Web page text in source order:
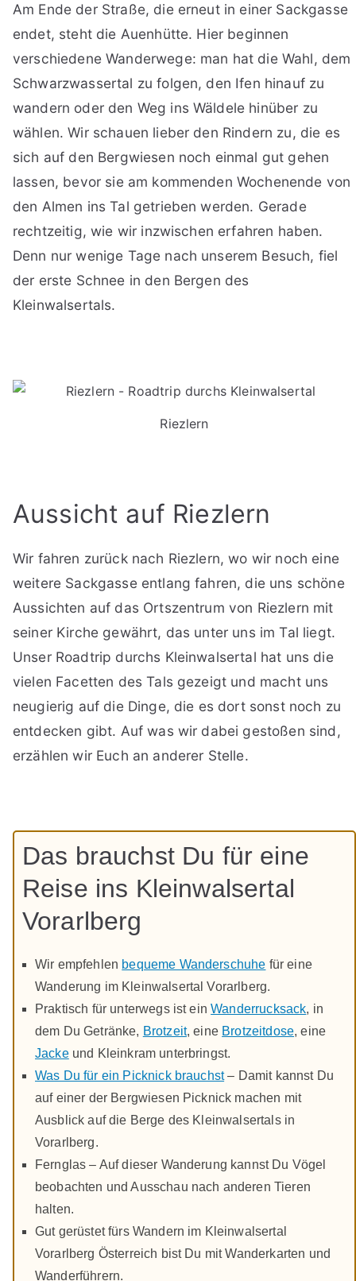
Am Ende der Straße, die erneut in einer Sackgasse
endet, steht die Auenhütte. Hier beginnen
verschiedene Wanderwege: man hat die Wahl, dem
Schwarzwassertal zu folgen, den Ifen hinauf zu
wandern oder den Weg ins Wäldele hinüber zu
wählen. Wir schauen lieber den Rindern zu, die es
sich auf den Bergwiesen noch einmal gut gehen
lassen, bevor sie am kommenden Wochenende von
den Almen ins Tal getrieben werden. Gerade
rechtzeitig, wie wir inzwischen erfahren haben.
Denn nur wenige Tage nach unserem Besuch, fiel
der erste Schnee in den Bergen des
Kleinwalsertals.
Riezlern
Aussicht auf Riezlern
Wir fahren zurück nach Riezlern, wo wir noch eine
weitere Sackgasse entlang fahren, die uns schöne
Aussichten auf das Ortszentrum von Riezlern mit
seiner Kirche gewährt, das unter uns im Tal liegt.
Unser Roadtrip durchs Kleinwalsertal hat uns die
vielen Facetten des Tals gezeigt und macht uns
neugierig auf die Dinge, die es dort sonst noch zu
entdecken gibt. Auf was wir dabei gestoßen sind,
erzählen wir Euch an anderer Stelle.
Das brauchst Du für eine
Reise ins Kleinwalsertal
Vorarlberg
Wir empfehlen bequeme Wanderschuhe für eine
Wanderung im Kleinwalsertal Vorarlberg.
Praktisch für unterwegs ist einWanderrucksack, in
dem Du Getränke, Brotzeit, eine Brotzeitdose, eine
Jackeund Kleinkram unterbringst.
Was Du für ein Picknick brauchst– Damit kannst Du
auf einer der Bergwiesen Picknick machen mit
Ausblick auf die Berge des Kleinwalsertals in
Vorarlberg.
Fernglas – Auf dieser Wanderung kannst Du Vögel
beobachten und Ausschau nach anderen Tieren
halten.
Gut gerüstet fürs Wandern im Kleinwalsertal
Vorarlberg Österreich bist Du mit Wanderkarten und
Wanderführern.